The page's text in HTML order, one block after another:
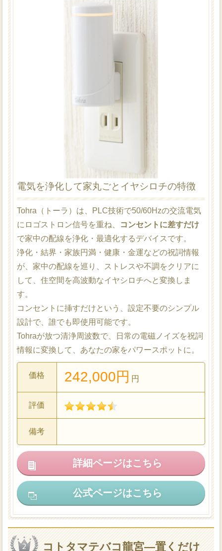
電気を浄化して家丸ごとイヤシロチの特徴
Tohra（トーラ）は、PLC技術で50/60Hzの交流電気
にロゴストロン信号を重ね、
コンセントに差すだけ
で家中の配線を浄化・最適化するデバイスです。
浄化・結界・家族円満・健康・金運などの祝詞情報
が、家中の配線を巡り、ストレスや不調をクリアに
して、住空間を高波動なイヤシロチへと変換しま
す。
コンセントに挿すだけという、設定不要のシンプル
設計で、誰でも即使用可能です。
Tohraが放つ清浄周波数で、日常の電磁ノイズを祝詞
情報に変換して、あなたの家をパワースポットに。
価格 242,000円 円
評価
備考
詳細ページはこちら
公式ページはこちら
コトタマテバコ龍宮―置くだけ